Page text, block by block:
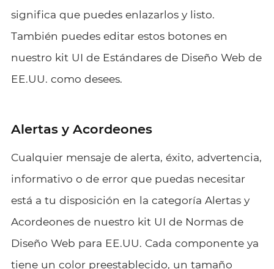
significa que puedes enlazarlos y listo.
También puedes editar estos botones en
nuestro kit UI de Estándares de Diseño Web de
EE.UU. como desees.
Alertas y Acordeones
Cualquier mensaje de alerta, éxito, advertencia,
informativo o de error que puedas necesitar
está a tu disposición en la categoría Alertas y
Acordeones de nuestro kit UI de Normas de
Diseño Web para EE.UU. Cada componente ya
tiene un color preestablecido, un tamaño